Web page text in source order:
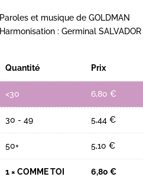
Paroles et musique de GOLDMAN
Harmonisation : Germinal SALVADOR
Quantité Prix
<30 6,80 €
30 - 49 5,44 €
50+ 5,10 €
1 ×COMME TOI 6,80 €